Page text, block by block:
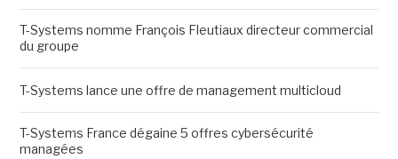
T-Systems nomme François Fleutiaux directeur commercial
du groupe
T-Systems lance une offre de management multicloud
T-Systems France dégaine 5 offres cybersécurité
managées